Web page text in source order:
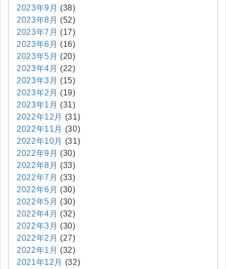
2023年9月 (38)
2023年8月 (52)
2023年7月 (17)
2023年6月 (16)
2023年5月 (20)
2023年4月 (22)
2023年3月 (15)
2023年2月 (19)
2023年1月 (31)
2022年12月
(31)
2022年11月
(30)
2022年10月
(31)
2022年9月 (30)
2022年8月 (33)
2022年7月 (33)
2022年6月 (30)
2022年5月 (30)
2022年4月 (32)
2022年3月 (30)
2022年2月 (27)
2022年1月 (32)
2021年12月
(32)